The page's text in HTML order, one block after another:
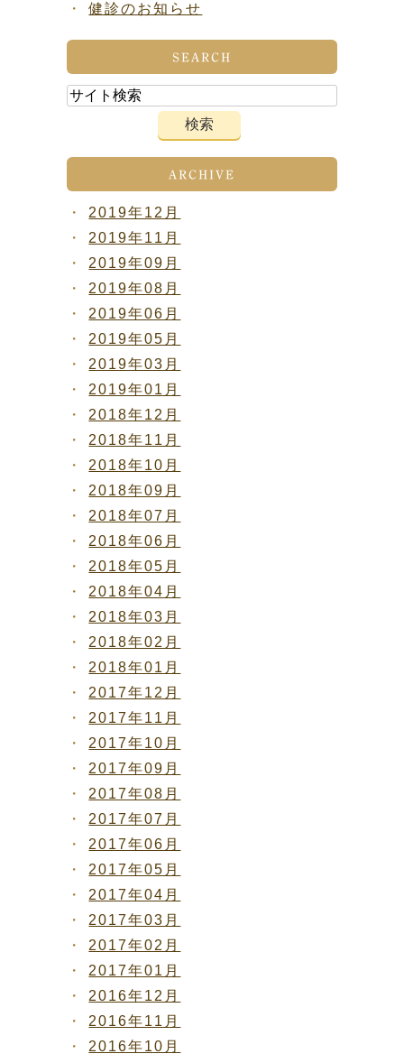
健診のお知らせ
SEARCH
ARCHIVE
2019年12月
2019年11月
2019年09月
2019年08月
2019年06月
2019年05月
2019年03月
2019年01月
2018年12月
2018年11月
2018年10月
2018年09月
2018年07月
2018年06月
2018年05月
2018年04月
2018年03月
2018年02月
2018年01月
2017年12月
2017年11月
2017年10月
2017年09月
2017年08月
2017年07月
2017年06月
2017年05月
2017年04月
2017年03月
2017年02月
2017年01月
2016年12月
2016年11月
2016年10月